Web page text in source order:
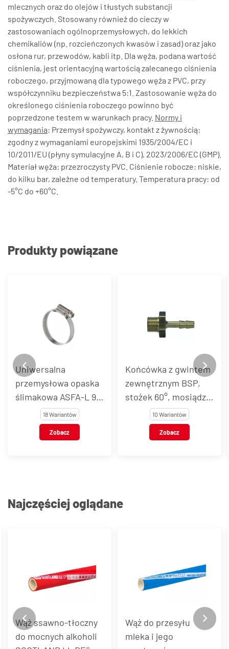
mlecznych oraz do olejów i tłustych substancji
spożywczych. Stosowany również do cieczy w
zastosowaniach ogólnoprzemysłowych, do lekkich
chemikaliów (np. rozcieńczonych kwasów i zasad) oraz jako
osłona rur, przewodów, kabli itp. Dla węża, podana wartość
ciśnienia, jest orientacyjną wartością zalecanego ciśnienia
roboczego, przyjmowaną dla typowego węża z PVC, przy
współczynniku bezpieczeństwa 5:1. Zastosowanie węża do
określonego ciśnienia roboczego powinno być
poprzedzone testem w warunkach pracy. Normy i
wymagania: Przemysł spożywczy, kontakt z żywnością:
zgodny z wymaganiami europejskimi 1935/2004/EC i
10/2011/EU (płyny symulacyjne A, B i C), 2023/2006/EC (GMP).
Materiał węża: przezroczysty PVC. Ciśnienie robocze: niskie,
do kilku bar, zależne od temperatury. Temperatura pracy: od
-5°C do +60°C.
Produkty powiązane
Uniwersalna
przemysłowa opaska
ślimakowa ASFA-L 9
mm, stal węglowa
18 Wariantów
Zobacz
Końcówka z gwintem
zewnętrznym BSP,
stożek 60°, mosiądz,
typ SA 10 Wariantów
Zobacz
Najczęściej oglądane
Wąż do przesyłu
mleka i jego
Wąż z PVC do
substancji